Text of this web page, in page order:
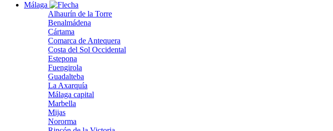
Málaga
Alhaurín de la Torre
Benalmádena
Cártama
Comarca de Antequera
Costa del Sol Occidental
Estepona
Fuengirola
Guadalteba
La Axarquía
Málaga capital
Marbella
Mijas
Nororma